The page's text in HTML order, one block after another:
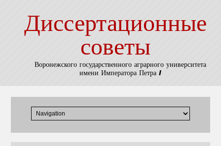
Диссертационные
советы
Воронежского государственного аграрного университета
имени Императора Петра I